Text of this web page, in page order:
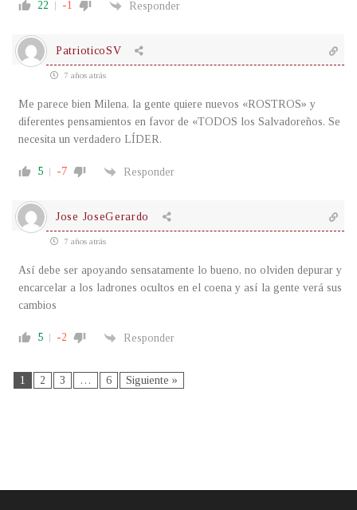
22 -1 Responder
PatrioticoSV
7 años atrás
Me parece bien Milena, la gente quiere nuevos «ROSTROS» y
diferentes pensamientos en favor de «TODOS los Salvadoreños. Se
necesita un verdadero LÍDER.
5 -7 Responder
Jose JoseGerardo
7 años atrás
Así debe ser apoyando sensatamente lo bueno, no olviden depurar y
encarcelar a los ladrones ocultos en el coena y así la gente verá sus
cambios
5 -2 Responder
1 2 3 … 6 Siguiente »